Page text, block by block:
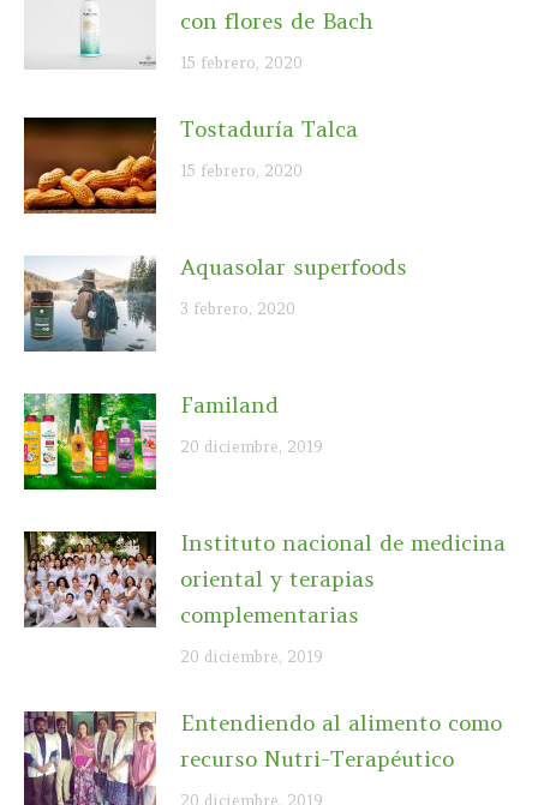
con flores de Bach
15 febrero, 2020
Tostaduría Talca
15 febrero, 2020
Aquasolar superfoods
3 febrero, 2020
Familand
20 diciembre, 2019
Instituto nacional de medicina
oriental y terapias
complementarias
20 diciembre, 2019
Entendiendo al alimento como
recurso Nutri-Terapéutico
20 diciembre, 2019